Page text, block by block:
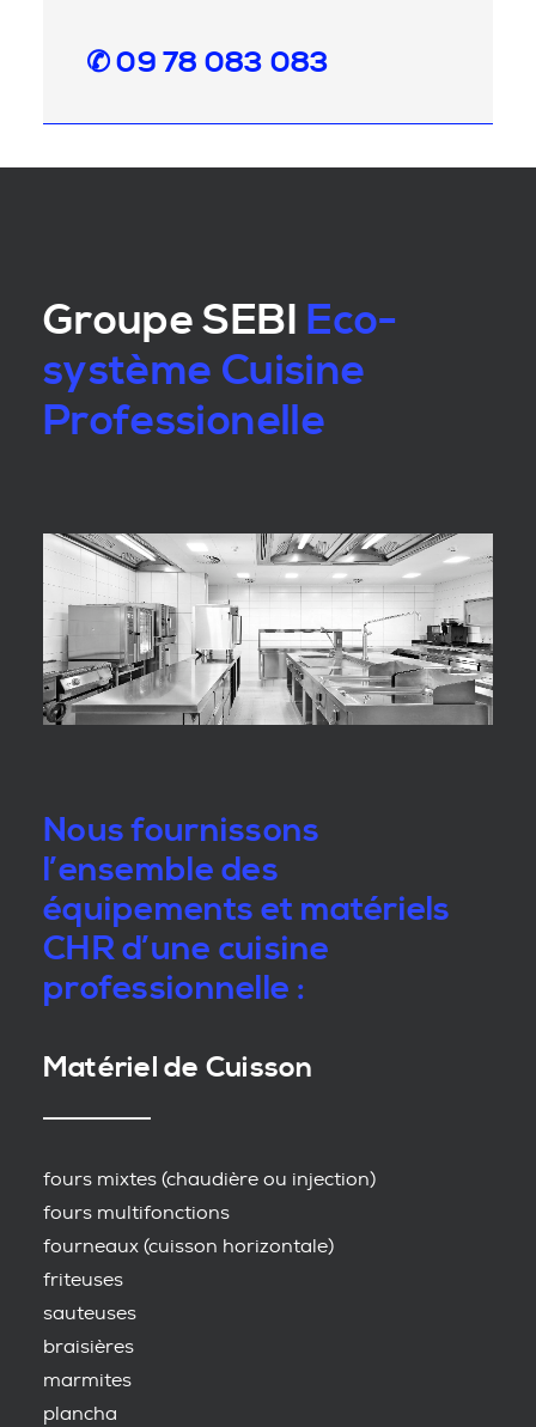
✆ 09 78 083 083
Groupe SEBI Eco-
système Cuisine
Professionelle
Nous fournissons
l’ensemble des
équipements et matériels
CHR d’une cuisine
professionnelle :
Matériel de Cuisson
fours mixtes (chaudière ou injection)
fours multifonctions
fourneaux (cuisson horizontale)
friteuses
sauteuses
braisières
marmites
plancha